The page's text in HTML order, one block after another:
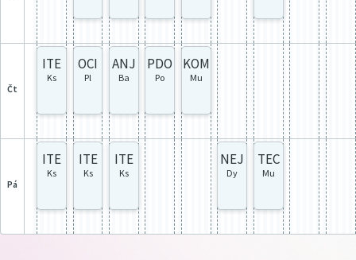
čt
ITE
Ks
OCI
Pl
ANJ
Ba
PDO
Po
KOM
Mu
pá
ITE
Ks
ITE
Ks
ITE
Ks
NEJ
Dy
TEC
Mu